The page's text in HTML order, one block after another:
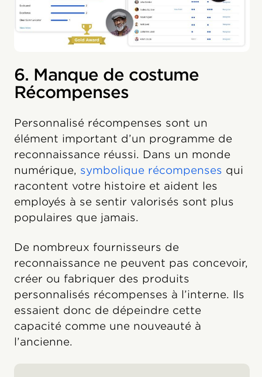
6. Manque de costume
Récompenses
Personnalisé récompenses sont un
élément important d’un programme de
reconnaissance réussi. Dans un monde
numérique, symbolique récompenses qui
racontent votre histoire et aident les
employés à se sentir valorisés sont plus
populaires que jamais.
De nombreux fournisseurs de
reconnaissance ne peuvent pas concevoir,
créer ou fabriquer des produits
personnalisés récompenses à l’interne. Ils
essaient donc de dépeindre cette
capacité comme une nouveauté à
l’ancienne.